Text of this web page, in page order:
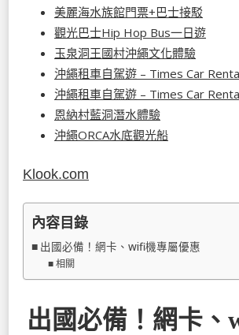
美麗海水族館門票+巴士接駁
觀光巴士Hip Hop Bus一日遊
玉泉洞王國村沖繩文化體驗
沖繩租車自駕遊 – Times Car
沖繩租車自駕遊 – Times Car
恩納村藍洞潛水體驗
沖繩ORCA水底觀光船
Klook.com
內容目錄
出國必備！網卡、wifi機專屬優惠
相關
出國必備！網卡、